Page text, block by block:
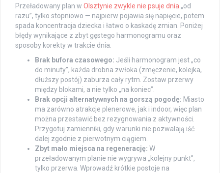
Przeładowany plan w Olsztynie zwykle nie psuje dnia „od
razu”, tylko stopniowo — najpierw pojawia się napięcie, potem
spada koncentracja dziecka i łatwo o kaskadę zmian. Poniżej
błędy wynikające z zbyt gęstego harmonogramu oraz
sposoby korekty w trakcie dnia.
Brak bufora czasowego: Jeśli harmonogram jest „co
do minuty”, każda drobna zwłoka (zmęczenie, kolejka,
dłuższy postój) zaburza cały rytm. Zostaw przerwy
między blokami, a nie tylko „na koniec”.
Brak opcji alternatywnych na gorszą pogodę: Miasto
ma zarówno atrakcje plenerowe, jak i indoor, więc plan
można przestawić bez rezygnowania z aktywności.
Przygotuj zamienniki, gdy warunki nie pozwalają iść
dalej zgodnie z pierwotnym ciągiem.
Zbyt mało miejsca na regenerację: W
przeładowanym planie nie wygrywa „kolejny punkt”,
tylko przerwa. Wprowadź krótkie postoje na